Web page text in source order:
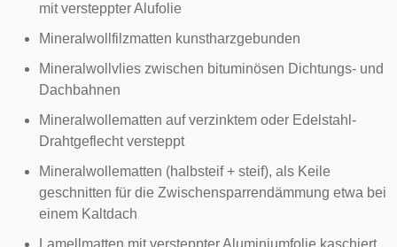
mit versteppter Alufolie
Mineralwollfilzmatten kunstharzgebunden
Mineralwollvlies zwischen bituminösen Dichtungs- und
Dachbahnen
Mineralwollematten auf verzinktem oder Edelstahl-
Drahtgeflecht versteppt
Mineralwollematten (halbsteif + steif), als Keile
geschnitten für die Zwischensparrendämmung etwa bei
einem Kaltdach
Lamellmatten mit versteppter Aluminiumfolie kaschiert